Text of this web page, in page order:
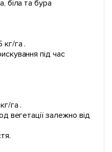
біла та бура
га .
під час
га .
вегетації залежно від